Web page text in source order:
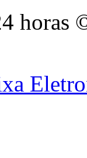
horas